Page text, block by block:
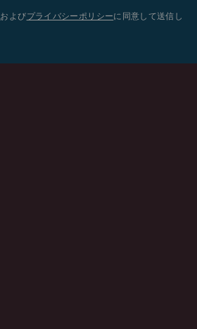
およびプライバシーポリシーに同意して送信し